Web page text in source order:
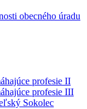
obecného úradu
profesie II
profesie III
Sokolec